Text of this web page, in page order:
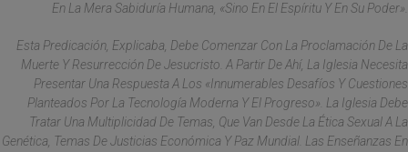
En La Mera Sabiduría Humana, «sino En El Espíritu Y En Su Poder».
Esta Predicación, Explicaba, Debe Comenzar Con La Proclamación De La
Muerte Y Resurrección De Jesucristo. A Partir De Ahí, La Iglesia Necesita
Presentar Una Respuesta A Los «innumerables Desafíos Y Cuestiones
Planteados Por La Tecnología Moderna Y El Progreso». La Iglesia Debe
Tratar Una Multiplicidad De Temas, Que Van Desde La Ética Sexual A La
Genética, Temas De Justicias Económica Y Paz Mundial. Las Enseñanzas En